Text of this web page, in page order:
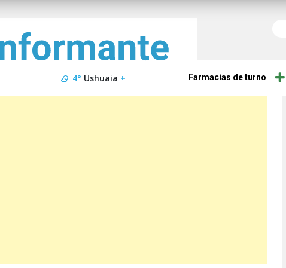
4° Ushuaia + Farmacias de turno